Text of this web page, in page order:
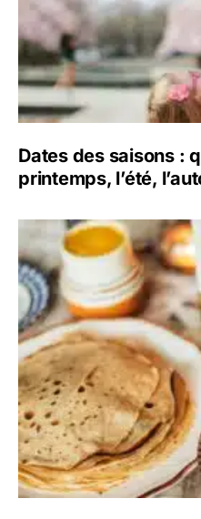
Dates des saisons :
printemps, l’été,